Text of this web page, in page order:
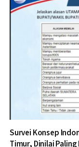
Survei Konsep
Timur, Dinilai